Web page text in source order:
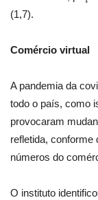
(1,7).
Comércio virtual
A pandemia da
todo o país, como
provocaram
refletida, conforme
números do
O instituto